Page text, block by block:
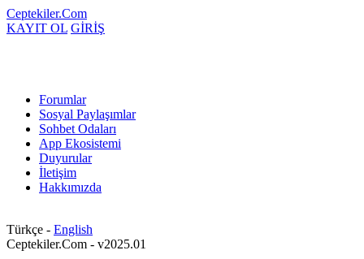
Ceptekiler.Com
KAYIT OL GİRİŞ
Forumlar
Sosyal Paylaşımlar
Sohbet Odaları
App Ekosistemi
Duyurular
İletişim
Hakkımızda
Türkçe - English
Ceptekiler.Com - v2025.01